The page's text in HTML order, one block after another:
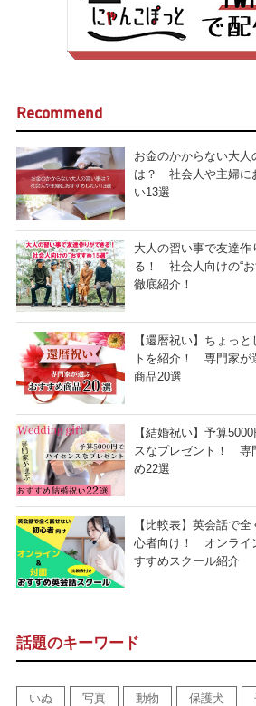
Recommend
お金のかからない大人
は？ 社会人や主婦に
い13選
大人の習い事で友達作
る！ 社会人向けの“お
徹底紹介！
【還暦祝い】ちょっ
トを紹介！ 専門家が
商品20選
【結婚祝い】予算
スなプレゼント！ 専
め22選
【比較表】英会話で
心者向け！ オンライ
すすめスクール紹介
話題のキーワード
いぬ 写真 動物 保護犬